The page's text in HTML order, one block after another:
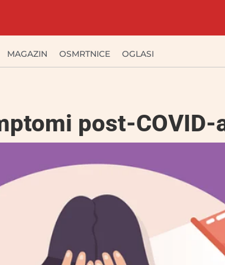
MAGAZIN OSMRTNICE OGLASI
post-COVID-